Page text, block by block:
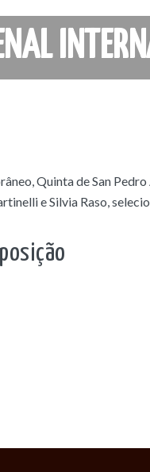
Quinta de San
e Silvia Raso,